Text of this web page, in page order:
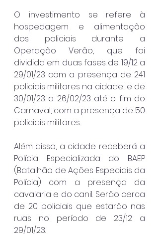
O investimento se refere à
hospedagem e alimentação
dos policiais durante a
Operação Verão, que foi
dividida em duas fases de 19/12 a
29/01/23 com a presença de 241
policiais militares na cidade; e de
30/01/23 a 26/02/23 até o fim do
Carnaval, com a presença de 50
policiais militares.
Além disso, a cidade receberá a
Polícia Especializada do BAEP
(Batalhão de Ações Especiais da
Polícia) com a presença da
cavalaria e do canil. Serão cerca
de 20 policiais que estarão nas
ruas no período de 23/12 a
29/01/23.